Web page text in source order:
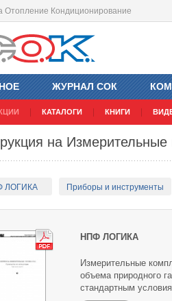
Отопление Кондиционирование
ЖУРНАЛ СОК
КАТАЛОГИ КНИГИ
на
ЛОГИКА Приборы и инструменты
НПФ ЛОГИКА
Измерительные
объема природного
стандартным